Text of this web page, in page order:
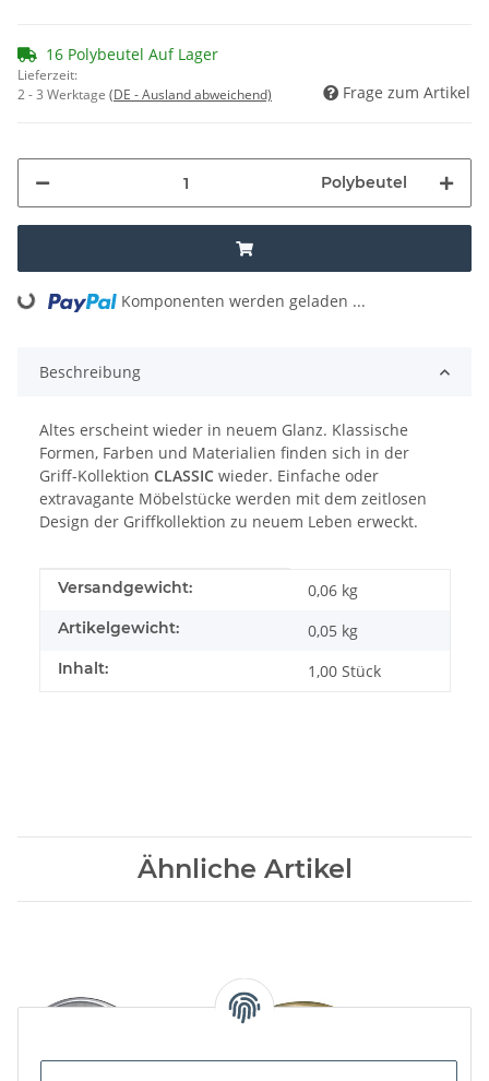
16 Polybeutel Auf Lager
Lieferzeit:
2 - 3 Werktage (DE - Ausland abweichend) Frage zum Artikel
Polybeutel
Loading... Komponenten werden geladen ...
Beschreibung
Altes erscheint wieder in neuem Glanz. Klassische
Formen, Farben und Materialien finden sich in der
Griff-Kollektion CLASSIC wieder. Einfache oder
extravagante Möbelstücke werden mit dem zeitlosen
Design der Griffkollektion zu neuem Leben erweckt.
Produkteigenschaft
Wert
Versandgewicht: 0,06 kg
Artikelgewicht: 0,05 kg
Inhalt: 1,00 Stück
Ähnliche Artikel